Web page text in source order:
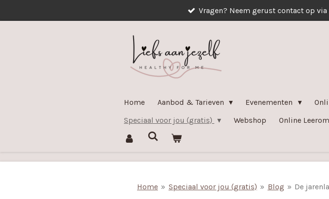
Vragen? Neem gerust contact op
Home Aanbod & Tarieven Evenementen
Speciaal voor jou (gratis)
Webshop Online
Home » Speciaal voor jou (gratis) » Blog » De